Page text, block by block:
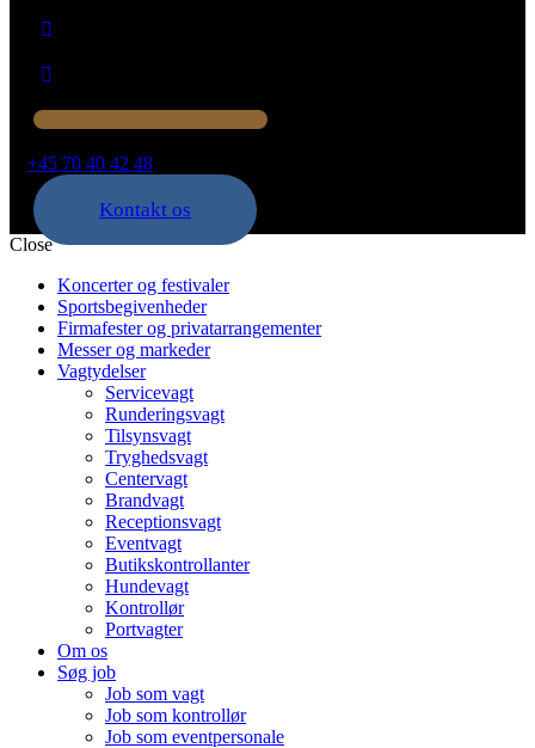
+45 70 40 42 48
Kontakt os
Close
Koncerter og festivaler
Sportsbegivenheder
Firmafester og privatarrangementer
Messer og markeder
Vagtydelser
Servicevagt
Runderingsvagt
Tilsynsvagt
Tryghedsvagt
Centervagt
Brandvagt
Receptionsvagt
Eventvagt
Butikskontrollanter
Hundevagt
Kontrollør
Portvagter
Om os
Søg job
Job som vagt
Job som kontrollør
Job som eventpersonale